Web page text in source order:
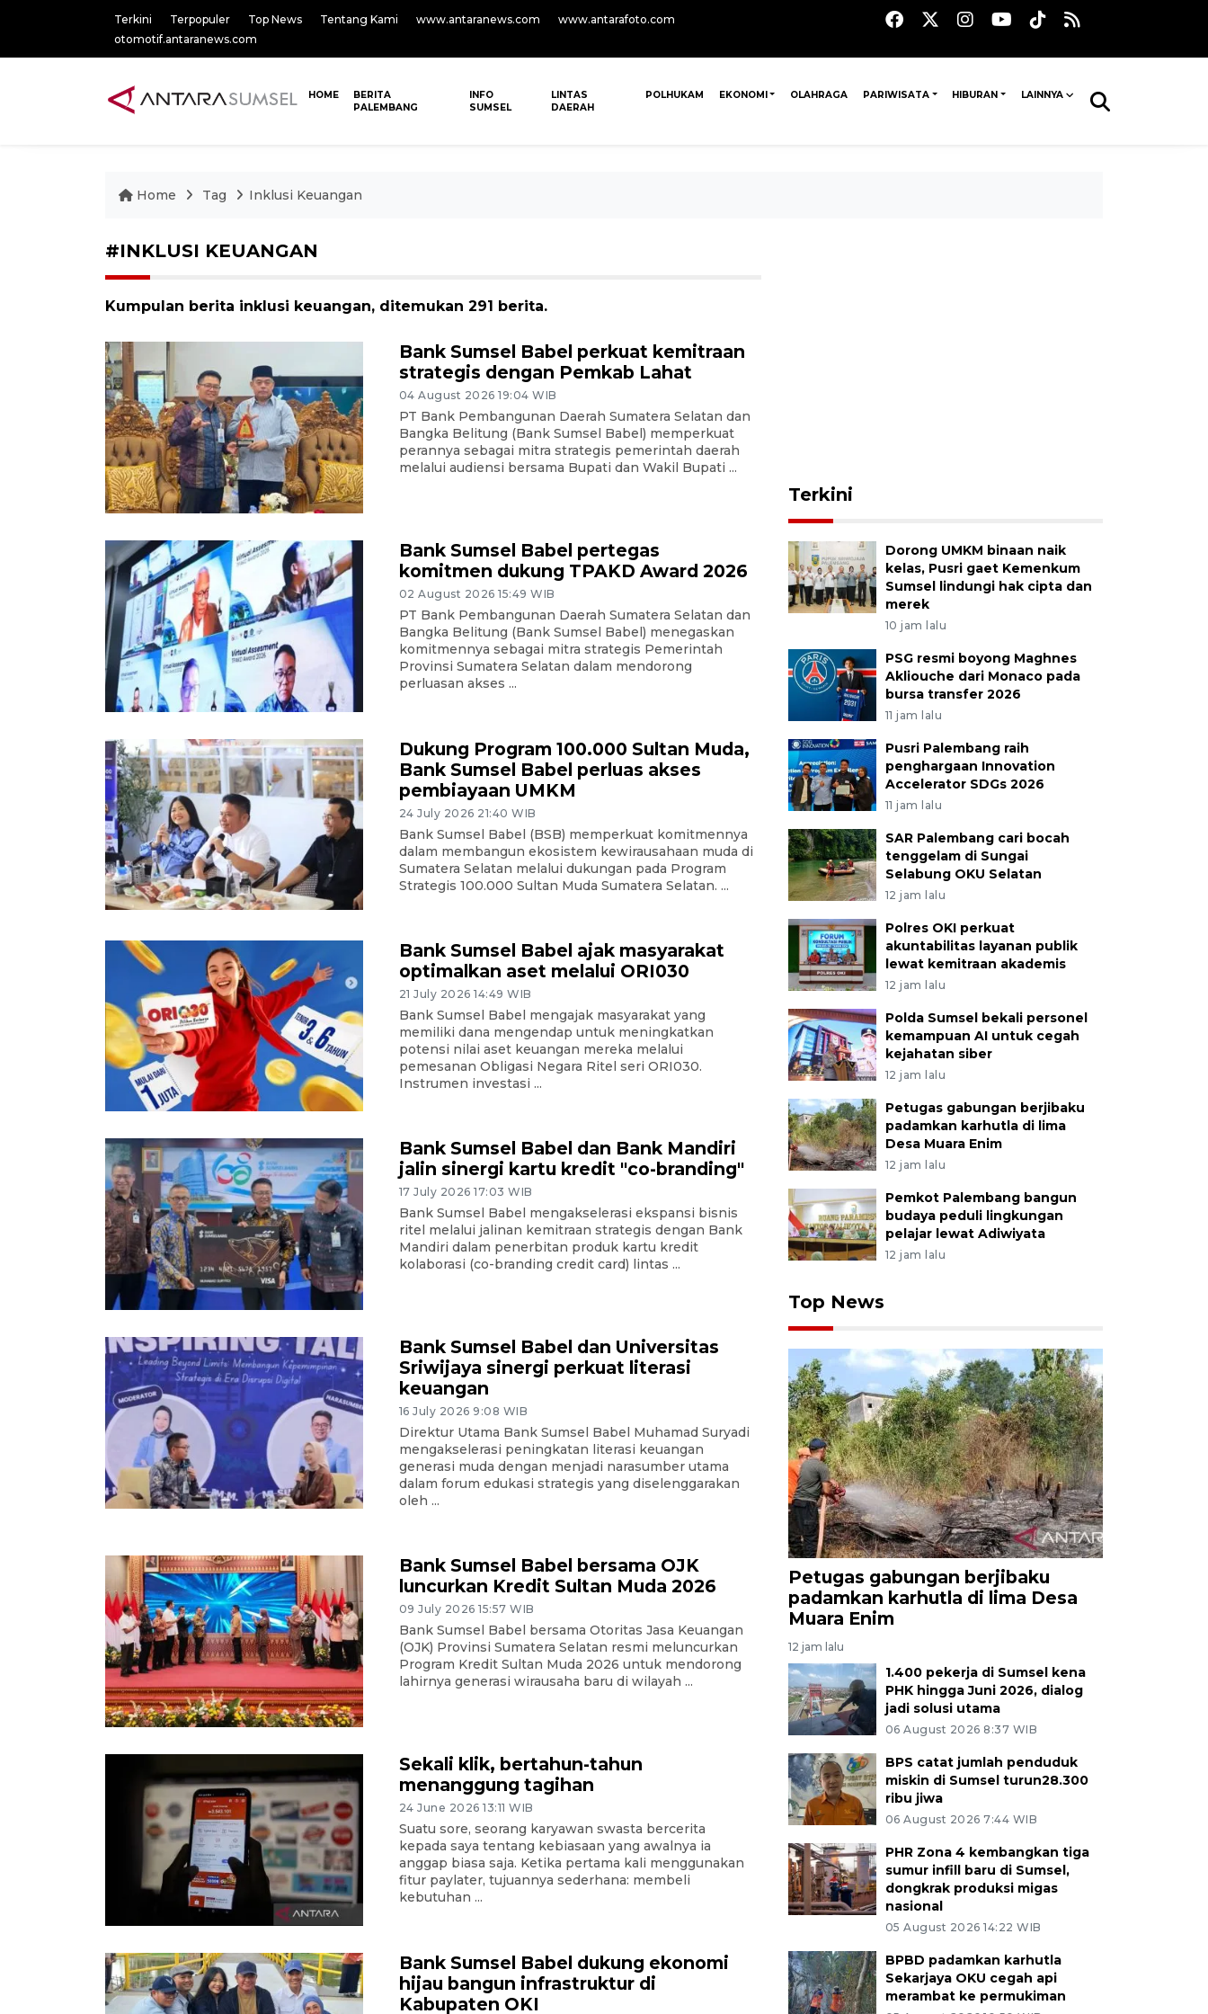
Terkini Terpopuler Top News Tentang Kami www.antaranews.com
www.antarafoto.com
otomotif.antaranews.com
HOME
BERITA
PALEMBANG
INFO
SUMSEL
LINTAS
DAERAH
POLHUKAM EKONOMI OLAHRAGA PARIWISATA HIBURAN LAINNYA
Home Tag Inklusi Keuangan
#INKLUSI KEUANGAN
Kumpulan berita inklusi keuangan, ditemukan 291 berita.
Bank Sumsel Babel perkuat kemitraan
strategis dengan Pemkab Lahat
04 August 2026 19:04 WIB
PT Bank Pembangunan Daerah Sumatera Selatan dan
Bangka Belitung (Bank Sumsel Babel) memperkuat
perannya sebagai mitra strategis pemerintah daerah
melalui audiensi bersama Bupati dan Wakil Bupati ...
Bank Sumsel Babel pertegas
komitmen dukung TPAKD Award 2026
02 August 2026 15:49 WIB
PT Bank Pembangunan Daerah Sumatera Selatan dan
Bangka Belitung (Bank Sumsel Babel) menegaskan
komitmennya sebagai mitra strategis Pemerintah
Provinsi Sumatera Selatan dalam mendorong
perluasan akses ...
Dukung Program 100.000 Sultan Muda,
Bank Sumsel Babel perluas akses
pembiayaan UMKM
24 July 2026 21:40 WIB
Bank Sumsel Babel (BSB) memperkuat komitmennya
dalam membangun ekosistem kewirausahaan muda di
Sumatera Selatan melalui dukungan pada Program
Strategis 100.000 Sultan Muda Sumatera Selatan. ...
Bank Sumsel Babel ajak masyarakat
optimalkan aset melalui ORI030
21 July 2026 14:49 WIB
Bank Sumsel Babel mengajak masyarakat yang
memiliki dana mengendap untuk meningkatkan
potensi nilai aset keuangan mereka melalui
pemesanan Obligasi Negara Ritel seri ORI030.
Instrumen investasi ...
Bank Sumsel Babel dan Bank Mandiri
jalin sinergi kartu kredit "co-branding"
17 July 2026 17:03 WIB
Bank Sumsel Babel mengakselerasi ekspansi bisnis
ritel melalui jalinan kemitraan strategis dengan Bank
Mandiri dalam penerbitan produk kartu kredit
kolaborasi (co-branding credit card) lintas ...
Bank Sumsel Babel dan Universitas
Sriwijaya sinergi perkuat literasi
keuangan
16 July 2026 9:08 WIB
Direktur Utama Bank Sumsel Babel Muhamad Suryadi
mengakselerasi peningkatan literasi keuangan
generasi muda dengan menjadi narasumber utama
dalam forum edukasi strategis yang diselenggarakan
oleh ...
Bank Sumsel Babel bersama OJK
luncurkan Kredit Sultan Muda 2026
09 July 2026 15:57 WIB
Bank Sumsel Babel bersama Otoritas Jasa Keuangan
(OJK) Provinsi Sumatera Selatan resmi meluncurkan
Program Kredit Sultan Muda 2026 untuk mendorong
lahirnya generasi wirausaha baru di wilayah ...
Sekali klik, bertahun-tahun
menanggung tagihan
24 June 2026 13:11 WIB
Suatu sore, seorang karyawan swasta bercerita
kepada saya tentang kebiasaan yang awalnya ia
anggap biasa saja. Ketika pertama kali menggunakan
fitur paylater, tujuannya sederhana: membeli
kebutuhan ...
Bank Sumsel Babel dukung ekonomi
hijau bangun infrastruktur di
Kabupaten OKI
Terkini
Dorong UMKM binaan naik
kelas, Pusri gaet Kemenkum
Sumsel lindungi hak cipta dan
merek
10 jam lalu
PSG resmi boyong Maghnes
Akliouche dari Monaco pada
bursa transfer 2026
11 jam lalu
Pusri Palembang raih
penghargaan Innovation
Accelerator SDGs 2026
11 jam lalu
SAR Palembang cari bocah
tenggelam di Sungai
Selabung OKU Selatan
12 jam lalu
Polres OKI perkuat
akuntabilitas layanan publik
lewat kemitraan akademis
12 jam lalu
Polda Sumsel bekali personel
kemampuan AI untuk cegah
kejahatan siber
12 jam lalu
Petugas gabungan berjibaku
padamkan karhutla di lima
Desa Muara Enim
12 jam lalu
Pemkot Palembang bangun
budaya peduli lingkungan
pelajar lewat Adiwiyata
12 jam lalu
Top News
Petugas gabungan berjibaku
padamkan karhutla di lima Desa
Muara Enim
12 jam lalu
1.400 pekerja di Sumsel kena
PHK hingga Juni 2026, dialog
jadi solusi utama
06 August 2026 8:37 WIB
BPS catat jumlah penduduk
miskin di Sumsel turun28.300
ribu jiwa
06 August 2026 7:44 WIB
PHR Zona 4 kembangkan tiga
sumur infill baru di Sumsel,
dongkrak produksi migas
nasional
05 August 2026 14:22 WIB
BPBD padamkan karhutla
Sekarjaya OKU cegah api
merambat ke permukiman